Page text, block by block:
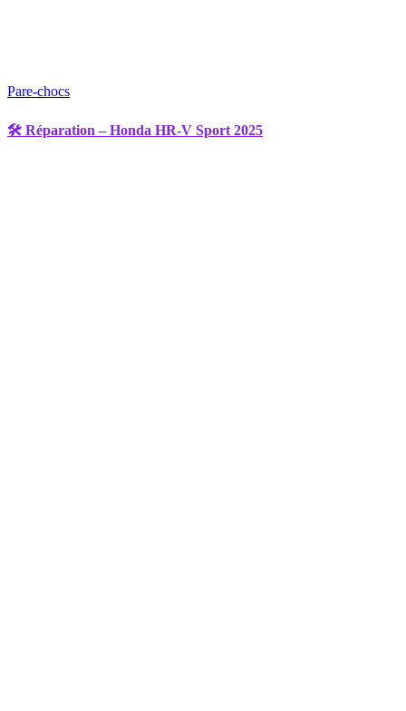
Pare-chocs
🛠️ Réparation – Honda HR-V Sport 2025